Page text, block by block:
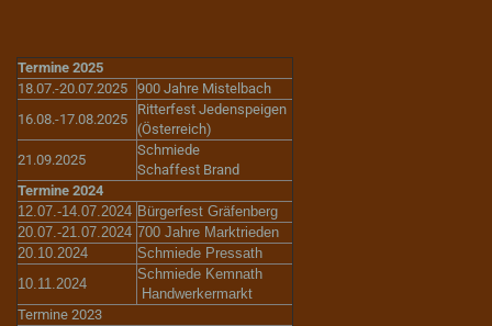
Termine 2025
18.07.-20.07.2025 900 Jahre Mistelbach
16.08.-17.08.2025
Ritterfest Jedenspeigen
(Österreich)
21.09.2025
Schmiede
Schaffest Brand
Termine 2024
12.07.-14.07.2024 Bürgerfest Gräfenberg
20.07.-21.07.2024 700 Jahre Marktrieden
20.10.2024
Schmiede Pressath
10.11.2024
Schmiede Kemnath
Handwerkermarkt
Termine 2023